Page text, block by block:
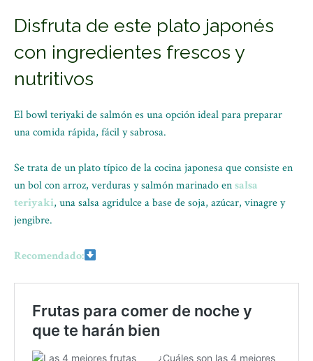
Disfruta de este plato japonés
con ingredientes frescos y
nutritivos
El bowl teriyaki de salmón es una opción ideal para preparar
una comida rápida, fácil y sabrosa.
Se trata de un plato típico de la cocina japonesa que consiste en
un bol con arroz, verduras y salmón marinado ensalsa
teriyaki, una salsa agridulce a base de soja, azúcar, vinagre y
jengibre.
Recomendado: